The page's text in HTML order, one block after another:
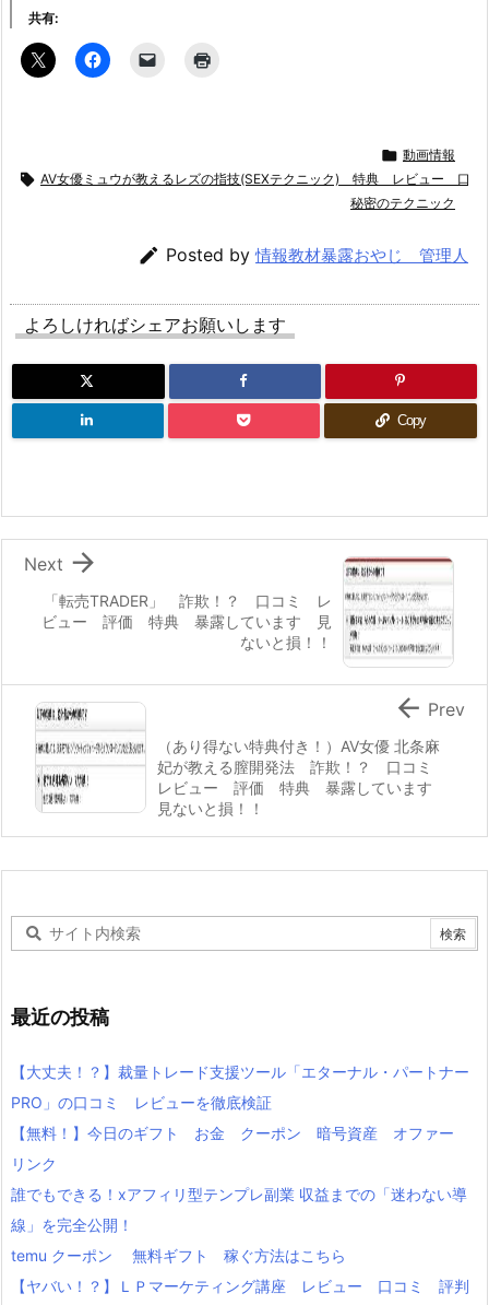
共有:
 動画情報
 AV女優ミュウが教えるレズの指技(SEXテクニック) 特典 レビュー
秘密のテクニック
 Posted by情報教材暴露おやじ 管理人
よろしければシェアお願いします
Copy
「転売TRADER」 詐欺！？ 口コミ レ
ビュー 評価 特典 暴露しています 見
ないと損！！

Next
（あり得ない特典付き！）AV女優 北条麻
妃が教える膣開発法 詐欺！？ 口コミ
レビュー 評価 特典 暴露しています
見ないと損！！
 Prev
最近の投稿
【大丈夫！？】裁量トレード支援ツール「エターナル・パートナー
PRO」の口コミ レビューを徹底検証
【無料！】今日のギフト お金 クーポン 暗号資産 オファー
リンク
誰でもできる！xアフィリ型テンプレ副業 収益までの「迷わない導
線」を完全公開！
temu クーポン 無料ギフト 稼ぐ方法はこちら
【ヤバい！？】ＬＰマーケティング講座 レビュー 口コミ 評判